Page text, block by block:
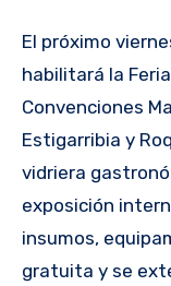
El próximo viernes 2 de setiembre, a las 10:00 se
habilitará la
Convenciones
Estigarribia y
vidriera
exposición
insumos,
gratuita y se